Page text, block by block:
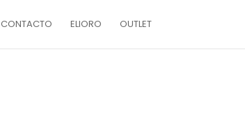
CONTACTO ELIORO OUTLET